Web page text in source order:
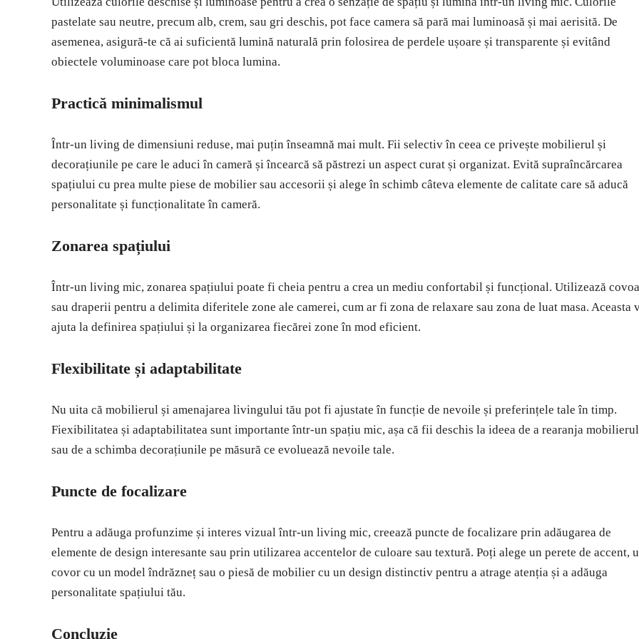
pastelate sau neutre, precum alb, crem, sau gri deschis, pot face camera să pară mai luminoasă și mai aerisită. De
asemenea, asigură-te că ai suficientă lumină naturală prin folosirea de perdele ușoare și transparente și evitând
obiectele voluminoase care pot bloca lumina.
Practică minimalismul
Într-un living de dimensiuni reduse, mai puțin înseamnă mai mult. Fii selectiv în ceea ce privește mobilierul și
decorațiunile pe care le aduci în cameră și încearcă să păstrezi un aspect curat și organizat. Evită supraîncărcarea
spațiului cu prea multe piese de mobilier sau accesorii și alege în schimb câteva elemente de calitate care să aducă
personalitate și funcționalitate în cameră.
Zonarea spațiului
Într-un living mic, zonarea spațiului poate fi cheia pentru a crea un mediu confortabil și funcțional. Utilizează
sau draperii pentru a delimita diferitele zone ale camerei, cum ar fi zona de relaxare sau zona de luat masa. Aceasta
ajuta la definirea spațiului și la organizarea fiecărei zone în mod eficient.
Flexibilitate și adaptabilitate
Nu uita că mobilierul și amenajarea livingului tău pot fi ajustate în funcție de nevoile și preferințele tale în timp.
Fiexibilitatea și adaptabilitatea sunt importante într-un spațiu mic, așa că fii deschis la ideea de a rearanja mobilierul
sau de a schimba decorațiunile pe măsură ce evoluează nevoile tale.
Puncte de focalizare
Pentru a adăuga profunzime și interes vizual într-un living mic, creează puncte de focalizare prin adăugarea de
elemente de design interesante sau prin utilizarea accentelor de culoare sau textură. Poți alege un perete de accent,
covor cu un model îndrăzneț sau o piesă de mobilier cu un design distinctiv pentru a atrage atenția și a adăuga
personalitate spațiului tău.
Concluzie